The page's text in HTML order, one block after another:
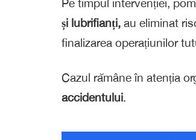
Pe timpul intervenției,
și lubrifianți, au eliminat
finalizarea operațiunilor
Cazul rămâne în atenția
accidentului.